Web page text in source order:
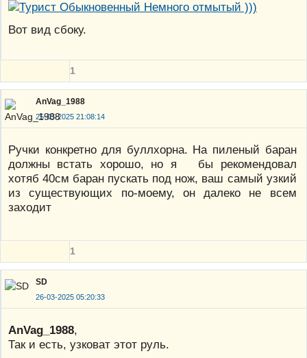
Вот вид сбоку.
1
AnVag_1988
25-03-2025 21:08:14
Ручки конкретно для буллхорна. На пиленый баран
должны встать хорошо, но я бы рекомендовал
хотяб 40см баран пускать под нож, ваш самый узкий
из существующих по-моему, он далеко не всем
заходит
1
SD
26-03-2025 05:20:33
AnVag_1988,
Так и есть, узковат этот руль.